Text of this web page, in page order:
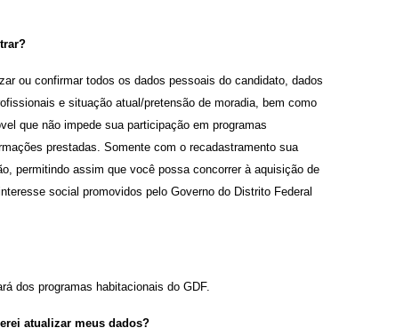
ou confirmar todos os dados pessoais do candidato, dados
e situação atual/pretensão de moradia, bem como
que não impede sua participação em programas
prestadas. Somente com o recadastramento sua
permitindo assim que você possa concorrer à aquisição de
social promovidos pelo Governo do Distrito Federal
dos programas habitacionais do GDF.
atualizar meus dados?